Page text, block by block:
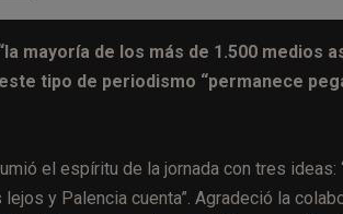
mayoría de los más de 1.500 medios
tipo de periodismo “permanece
el espíritu de la jornada con tres ideas:
y Palencia cuenta”. Agradeció la